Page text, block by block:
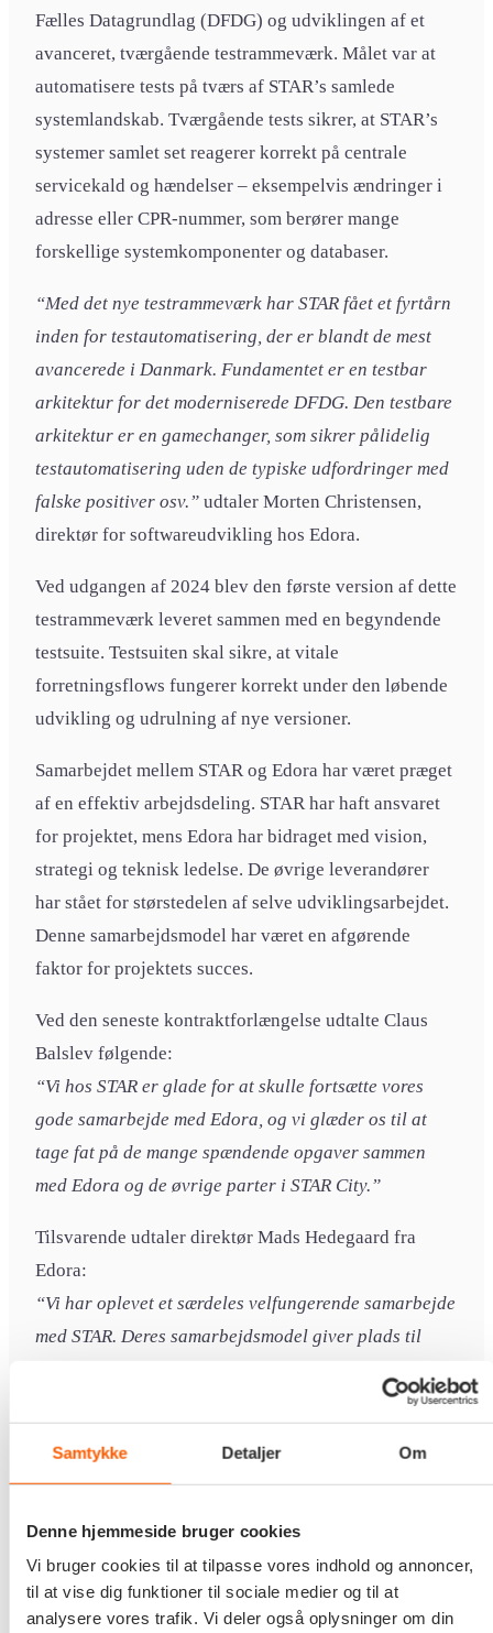
Samtykke Detaljer Om
Denne hjemmeside bruger cookies
Vi bruger cookies til at tilpasse vores indhold og annoncer,
til at vise dig funktioner til sociale medier og til at
analysere vores trafik. Vi deler også oplysninger om din
Fælles Datagrundlag (DFDG) og udviklingen af et
avanceret, tværgående testrammeværk. Målet var at
automatisere tests på tværs af STAR’s samlede
systemlandskab. Tværgående tests sikrer, at STAR’s
systemer samlet set reagerer korrekt på centrale
servicekald og hændelser – eksempelvis ændringer i
adresse eller CPR-nummer, som berører mange
forskellige systemkomponenter og databaser.
“Med det nye testrammeværk har STAR fået et fyrtårn
inden for testautomatisering, der er blandt de mest
avancerede i Danmark. Fundamentet er en testbar
arkitektur for det moderniserede DFDG. Den testbare
arkitektur er en gamechanger, som sikrer pålidelig
testautomatisering uden de typiske udfordringer med
falske positiver osv.” udtaler Morten Christensen,
direktør for softwareudvikling hos Edora.
Ved udgangen af 2024 blev den første version af dette
testrammeværk leveret sammen med en begyndende
testsuite. Testsuiten skal sikre, at vitale
forretningsflows fungerer korrekt under den løbende
udvikling og udrulning af nye versioner.
Samarbejdet mellem STAR og Edora har været præget
af en effektiv arbejdsdeling. STAR har haft ansvaret
for projektet, mens Edora har bidraget med vision,
strategi og teknisk ledelse. De øvrige leverandører
har stået for størstedelen af selve udviklingsarbejdet.
Denne samarbejdsmodel har været en afgørende
faktor for projektets succes.
Ved den seneste kontraktforlængelse udtalte Claus
Balslev følgende:
“Vi hos STAR er glade for at skulle fortsætte vores
gode samarbejde med Edora, og vi glæder os til at
tage fat på de mange spændende opgaver sammen
med Edora og de øvrige parter i STAR City.”
Tilsvarende udtaler direktør Mads Hedegaard fra
Edora:
“Vi har oplevet et særdeles velfungerende samarbejde
med STAR. Deres samarbejdsmodel giver plads til
realiseret. Det er en model, der bør tjene som
Styrelsen for Arbejdsmarked og Rekruttering (STAR)
spiller en central rolle i Danmarks
og et omfattende lovgrundlag inden for
beskæftigelsesområdet er kravene til systemernes